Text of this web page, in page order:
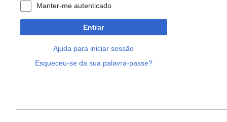
Manter-me autenticado
Entrar
Ajuda para iniciar sessão
Esqueceu-se da sua palavra-passe?